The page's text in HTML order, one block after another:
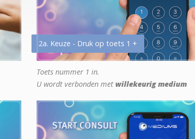
2a. Keuze - Druk op toets 1 +
Toets nummer 1 in.
U wordt verbonden met willekeurig medium